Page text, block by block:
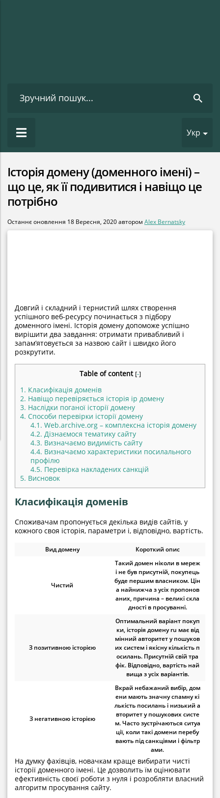
Укр
Історія домену (доменного імені) –
що це, як її подивитися і навіщо це
потрібно
Останнє оновлення 18 Вересня, 2020автором Alex Bernatsky
Довгий і складний і тернистий шлях створення
успішного веб-ресурсу починається з підбору
доменного імені. Історія домену допоможе успішно
вирішити два завдання: отримати привабливий і
запам’ятовується за назвою сайт і швидко його
розкрутити.
Table of content [-]
1. Класифікація доменів
2. Навіщо перевіряється історія ip домену
3. Наслідки поганої історії домену
4. Способи перевірки історії домену
4.1. Web.archive.org – комплексна історія домену
4.2. Дізнаємося тематику сайту
4.3. Визначаємо видимість сайту
4.4. Визначаємо характеристики посилального
профілю
4.5. Перевірка накладених санкцій
5. Висновок
Класифікація доменів
Споживачам пропонується декілька видів сайтів, у
кожного своя історія, параметри і, відповідно, вартість.
Вид домену Короткий опис
Чистий
Такий домен ніколи в мереж
і не був присутній, покупець
буде першим власником. Цін
а найнижча з усіх пропонов
аних, причина – великі скла
дності в просуванні.
З позитивною історією
Оптимальний варіант покуп
ки, історія домену ru має від
мінний авторитет у пошуков
их систем і якісну кількість п
осилань. Присутній свій тра
фік. Відповідно, вартість най
вища з усіх варіантів.
З негативною історією
Вкрай небажаний вибір, дом
ени мають значну спамну кі
лькість посилань і низький а
вторитет у пошукових систе
м. Часто зустрічаються ситуа
ції, коли такі домени перебу
вають під санкціями і фільтр
ами.
На думку фахівців, новачкам краще вибирати чисті
історії доменного імені. Це дозволить їм оцінювати
ефективність своєї роботи з нуля і розробляти власний
алгоритм просування сайту.